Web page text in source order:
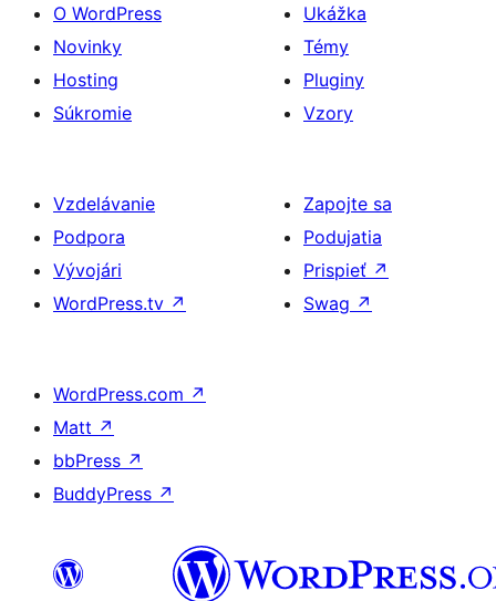
O WordPress
Novinky
Hosting
Súkromie
Ukážka
Témy
Pluginy
Vzory
Vzdelávanie
Podpora
Vývojári
WordPress.tv ↗
Zapojte sa
Podujatia
Prispieť ↗
Swag ↗
WordPress.com ↗
Matt ↗
bbPress ↗
BuddyPress ↗